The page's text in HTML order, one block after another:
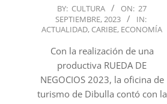
2023-
27
BY: CULTURA ON: 27
SEPTIEMBRE, 2023
IN:
ACTUALIDAD, CARIBE, ECONOMÍA
Con la realización de una
productiva RUEDA DE
NEGOCIOS 2023, la oficina de
turismo de Dibulla contó con la